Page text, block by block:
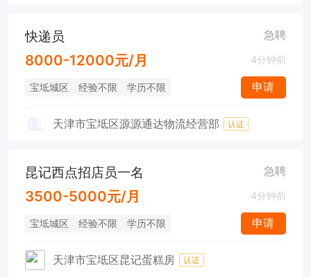
快递员 急聘
8000-12000元/月 4分钟前
宝坻城区 经验不限 学历不限 申请
天津市宝坻区源源通达物流经营部 认证
昆记西点招店员一名 急聘
3500-5000元/月 4分钟前
宝坻城区 经验不限 学历不限 申请
天津市宝坻区昆记蛋糕房 认证